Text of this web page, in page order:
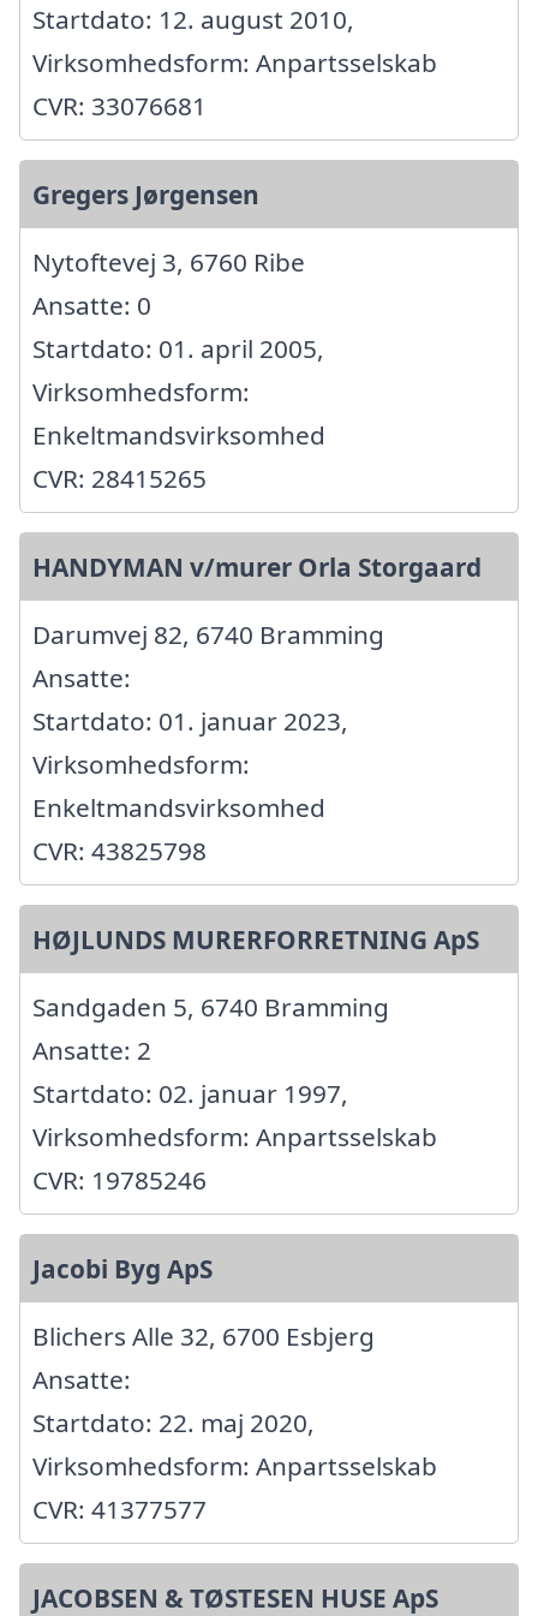
Startdato: 12. august 2010,
Virksomhedsform: Anpartsselskab
CVR: 33076681
Gregers Jørgensen
Nytoftevej 3, 6760 Ribe
Ansatte: 0
Startdato: 01. april 2005,
Virksomhedsform:
Enkeltmandsvirksomhed
CVR: 28415265
HANDYMAN v/murer Orla Storgaard
Darumvej 82, 6740 Bramming
Ansatte:
Startdato: 01. januar 2023,
Virksomhedsform:
Enkeltmandsvirksomhed
CVR: 43825798
HØJLUNDS MURERFORRETNING ApS
Sandgaden 5, 6740 Bramming
Ansatte: 2
Startdato: 02. januar 1997,
Virksomhedsform: Anpartsselskab
CVR: 19785246
Jacobi Byg ApS
Blichers Alle 32, 6700 Esbjerg
Ansatte:
Startdato: 22. maj 2020,
Virksomhedsform: Anpartsselskab
CVR: 41377577
JACOBSEN & TØSTESEN HUSE ApS